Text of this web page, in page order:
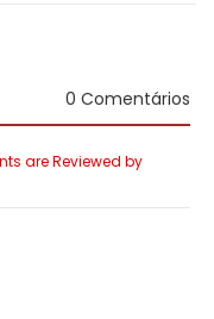
0 Comentários
are Reviewed by